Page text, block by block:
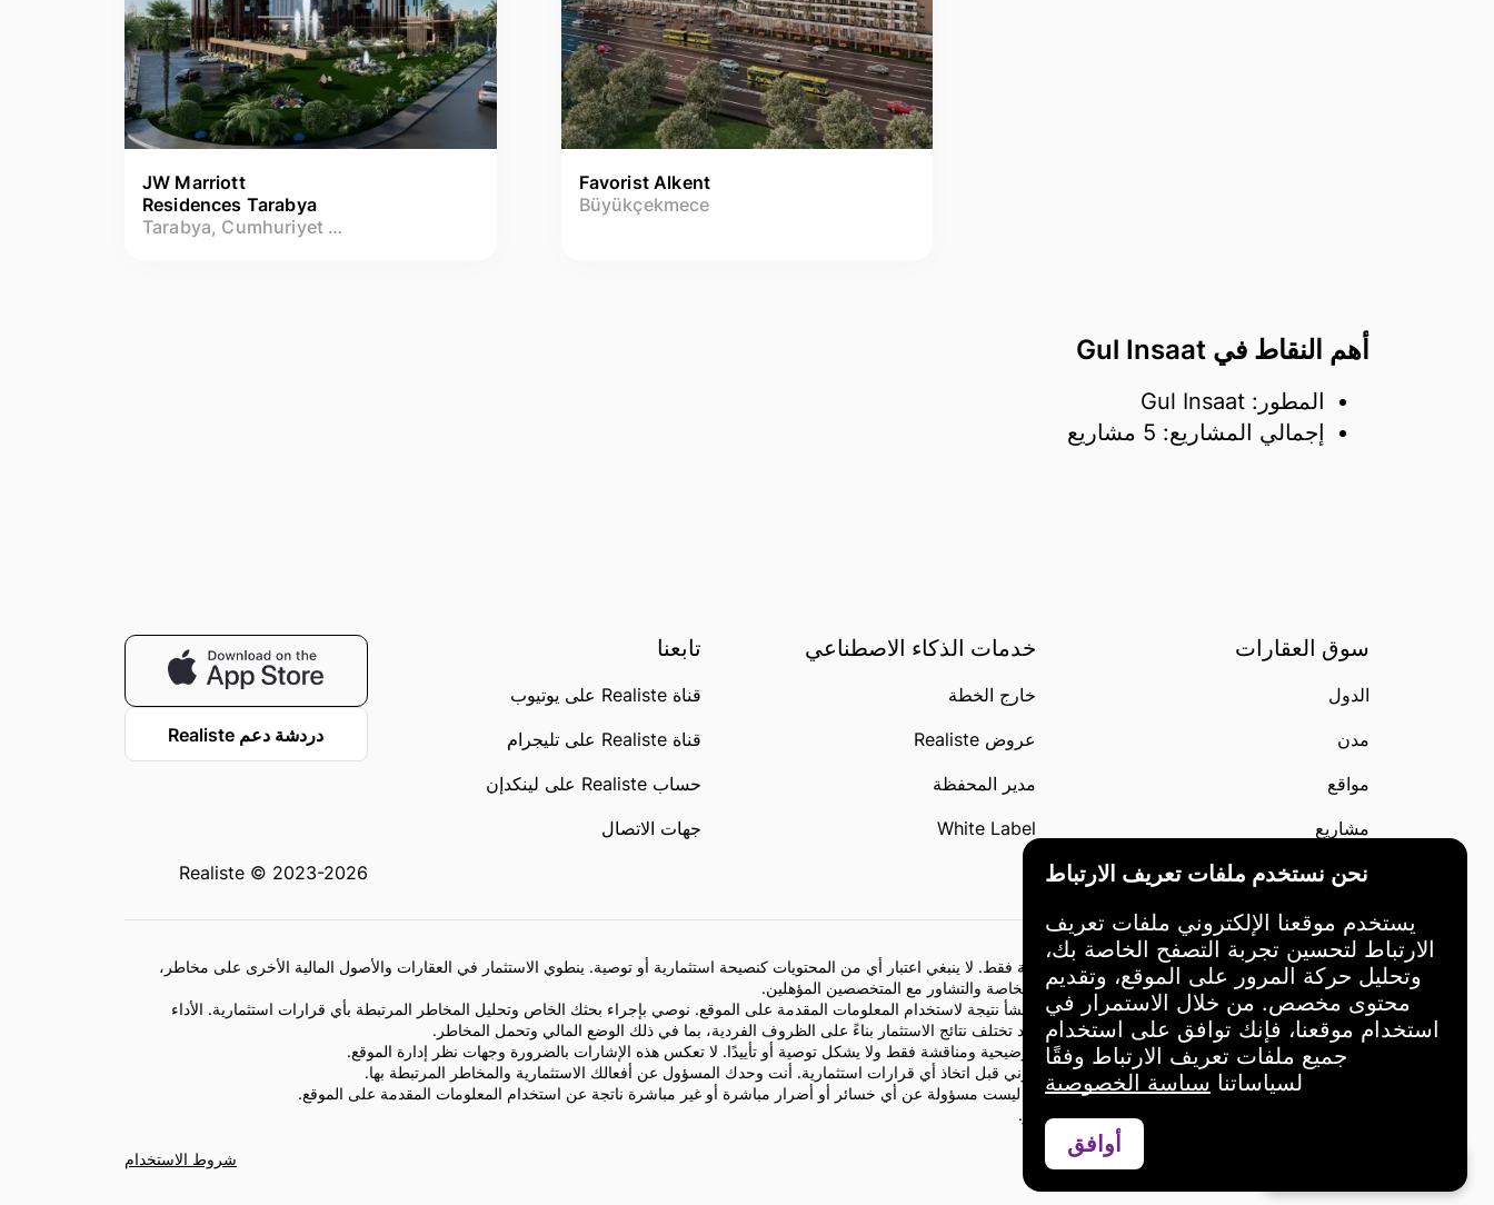
نحن نستخدم ملفات تعريف الارتباط
يستخدم موقعنا الإلكتروني ملفات تعريف
الارتباط لتحسين تجربة التصفح الخاصة بك،
وتحليل حركة المرور على الموقع، وتقديم
محتوى مخصص. من خلال الاستمرار في
استخدام موقعنا، فإنك توافق على استخدام
جميع ملفات تعريف الارتباط وفقًا
لسياساتنا سياسة الخصوصية
أوافق
JW Marriott
Residences Tarabya
Tarabya, Cumhuriyet Mah.
Favorist Alkent
Büyükçekmece
أهم النقاط في Gul Insaat
المطور: Gul Insaat
إجمالي المشاريع: 5 مشاريع
سوق العقارات
الدول
مدن
مواقع
مشاريع
مطوّرين
خدمات الذكاء الاصطناعي
خارج الخطة
عروض Realiste
مدير المحفظة
White Label
تابعنا
قناة Realiste على يوتيوب
قناة Realiste على تليجرام
حساب Realiste على لينكدإن
جهات الاتصال
دردشة دعم Realiste
Realiste © 2023-2026
المعلومات المقدمة على هذا الموقع هي لأغراض إعلامية فقط. لا ينبغي اعتبار أي من المحتويات كنصيحة استثمارية أو توصية. ينطوي الاستثمار في العقارات والأصول المالية الأخرى على مخاطر،
ويجب أن تستند جميع قرارات الاستثمار إلى اعتباراتك الخاصة والتشاور مع المتخصصين المؤهلين.
إدارة هذا الموقع غير مسؤولة عن أي خسائر أو أضرار تنشأ نتيجة لاستخدام المعلومات المقدمة على الموقع. نوصي بإجراء بحثك الخاص وتحليل المخاطر المرتبطة بأي قرارات استثمارية. الأداء
السابق والنتائج ليست مؤشراً على النتائج المستقبلية. قد تختلف نتائج الاستثمار بناءً على الظروف الفردية، بما في ذلك الوضع المالي وتحمل المخاطر.
أي ذكر لاستثمارات أو استراتيجيات معينة هو لأغراض توضيحية ومناقشة فقط ولا يشكل توصية أو تأييدًا. لا تعكس هذه الإشارات بالضرورة وجهات نظر إدارة الموقع.
نوصي بشدة بالتشاور مع مستشار مالي أو مستشار قانوني قبل اتخاذ أي قرارات استثمارية. أنت وحدك المسؤول عن أفعالك الاستثمارية والمخاطر المرتبطة بها.
باستخدام هذا الموقع، فإنك توافق على أن إدارة الموقع ليست مسؤولة عن أي خسائر أو أضرار مباشرة أو غير مباشرة ناتجة عن استخدام المعلومات المقدمة على الموقع.
يرجى توخي الحذر والحكمة عند اتخاذ قرارات الاستثمار.
شروط الاستخدام